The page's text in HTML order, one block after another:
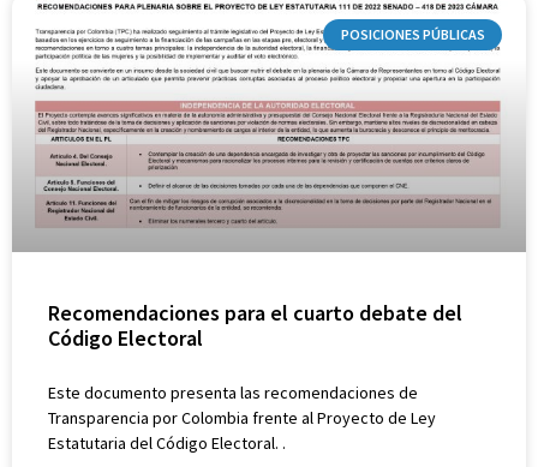
POSICIONES PÚBLICAS
Recomendaciones para el cuarto debate del
Código Electoral
Este documento presenta las recomendaciones de
Transparencia por Colombia frente al Proyecto de Ley
Estatutaria del Código Electoral. .